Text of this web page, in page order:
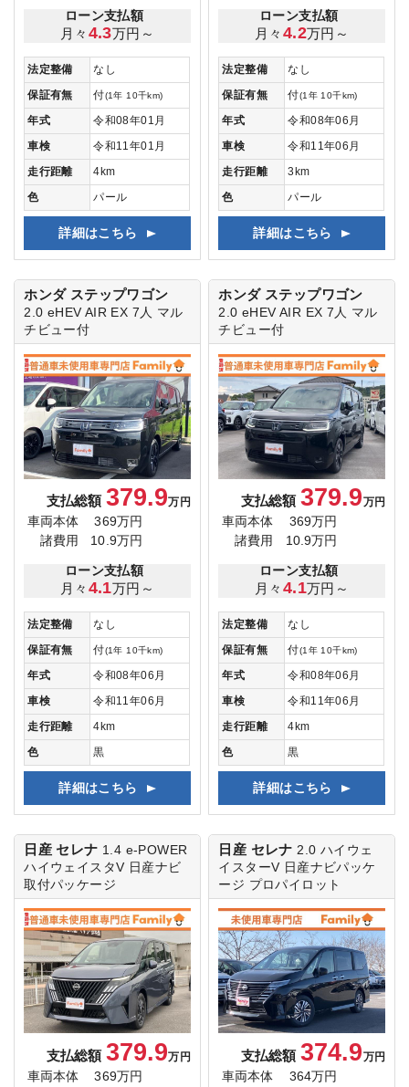
ローン支払額
月々 4.3万円～
法定整備
なし
保証有無
付(1年 10千km)
年式
令和08年01月
車検
令和11年01月
走行距離
4km
色
パール
詳細はこちら
ローン支払額
月々 4.2万円～
法定整備
なし
保証有無
付(1年 10千km)
年式
令和08年06月
車検
令和11年06月
走行距離
3km
色
パール
詳細はこちら
ホンダ ステップワゴン
2.0 eHEV AIR EX 7人 マル
チビュー付
支払総額 379.9万円
車両本体
369万円
諸費用
10.9万円
ローン支払額
月々 4.1万円～
法定整備
なし
保証有無
付(1年 10千km)
年式
令和08年06月
車検
令和11年06月
走行距離
4km
色
黒
詳細はこちら
ホンダ ステップワゴン
2.0 eHEV AIR EX 7人 マル
チビュー付
支払総額 379.9万円
車両本体
369万円
諸費用
10.9万円
ローン支払額
月々 4.1万円～
法定整備
なし
保証有無
付(1年 10千km)
年式
令和08年06月
車検
令和11年06月
走行距離
4km
色
黒
詳細はこちら
日産 セレナ 1.4 e-POWER
ハイウェイスタV 日産ナビ
取付パッケージ
支払総額 379.9万円
車両本体
369万円
日産 セレナ 2.0 ハイウェ
イスターV 日産ナビパッケ
ージ プロパイロット
支払総額 374.9万円
車両本体
364万円